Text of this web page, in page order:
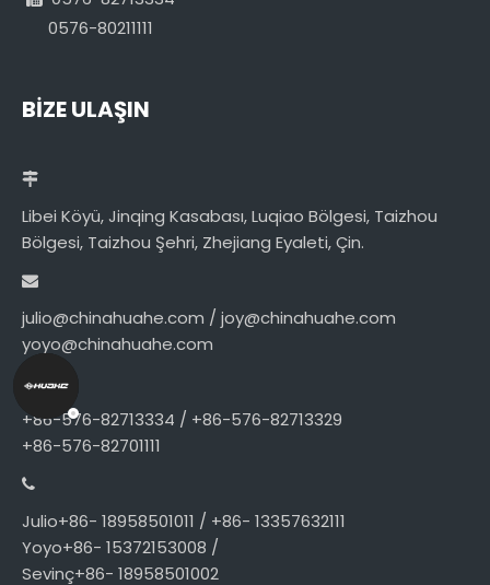
0576-80211111
BİZE ULAŞIN
Libei Köyü, Jinqing Kasabası, Luqiao Bölgesi, Taizhou
Bölgesi, Taizhou Şehri, Zhejiang Eyaleti, Çin.
julio@chinahuahe.com / joy@chinahuahe.com
yoyo@chinahuahe.com
+86-576-82713334 / +86-576-82713329
+86-576-82701111
Julio+86- 18958501011 / +86- 13357632111
Yoyo+86- 15372153008 /
Sevinç+86- 18958501002